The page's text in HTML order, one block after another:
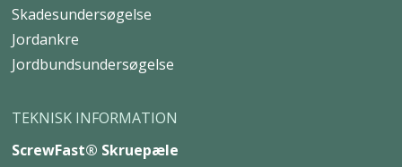
Skadesundersøgelse
Jordankre
Jordbundsundersøgelse
TEKNISK INFORMATION
ScrewFast® Skruepæle